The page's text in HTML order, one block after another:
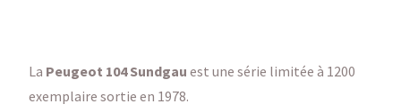
La Peugeot 104 Sundgau est une série limitée à 1200
exemplaire sortie en 1978.